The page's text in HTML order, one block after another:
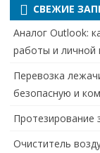
СВЕЖИЕ
Аналог Outlook:
работы и личной
Перевозка
безопасную и
Протезирование
Очиститель